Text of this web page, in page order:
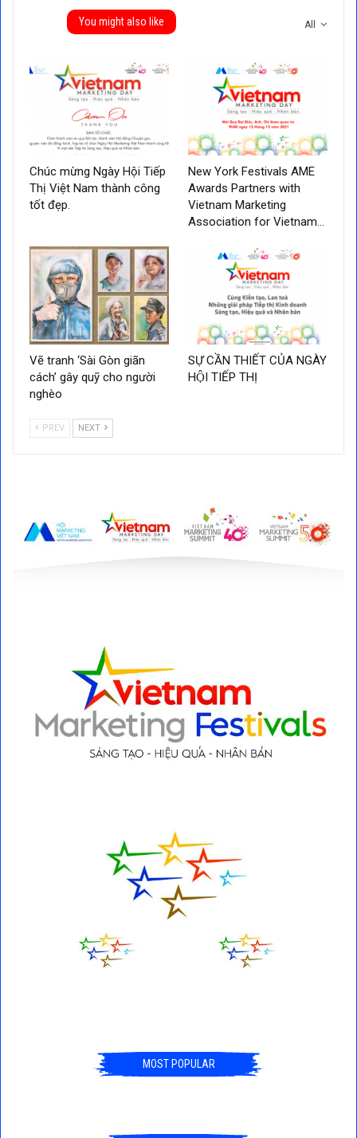
All
You might also like
Chúc mừng Ngày Hội Tiếp
Thị Việt Nam thành công
tốt đẹp.
New York Festivals AME
Awards Partners with
Vietnam Marketing
Association for Vietnam…
Vẽ tranh ‘Sài Gòn giãn
cách’ gây quỹ cho người
nghèo
SỰ CẦN THIẾT CỦA NGÀY
HỘI TIẾP THỊ
PREV NEXT
MOST POPULAR